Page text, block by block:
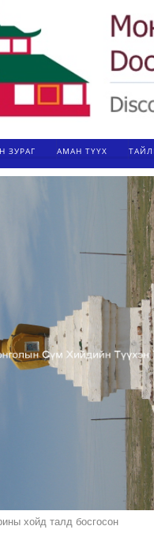
ЗУРАГ АМАН ТҮҮХ
хойд талд босгосон